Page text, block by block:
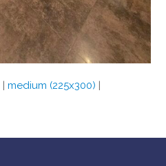
|medium (225x300) |